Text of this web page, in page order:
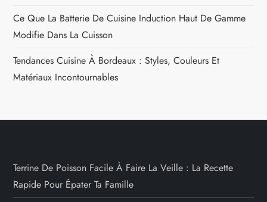
Ce Que La Batterie De Cuisine Induction Haut De Gamme
Modifie Dans La Cuisson
Tendances Cuisine À Bordeaux : Styles, Couleurs Et
Matériaux Incontournables
Terrine De Poisson Facile À Faire La Veille : La Recette
Rapide Pour Épater Ta Famille